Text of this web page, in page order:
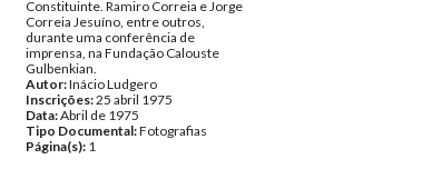
Constituinte. Ramiro Correia e Jorge
Correia Jesuíno, entre outros,
durante uma conferência de
imprensa, na Fundação Calouste
Gulbenkian.
Autor:Inácio Ludgero
Inscrições:25 abril 1975
Data:Abril de 1975
Tipo Documental:Fotografias
Página(s): 1